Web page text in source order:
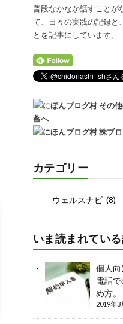
普段なかなか話すことが
て、日々の実践の記録と
とを記事にしています。
カテゴリー
いま読まれてい
個人向
電話
め方。
2019年3